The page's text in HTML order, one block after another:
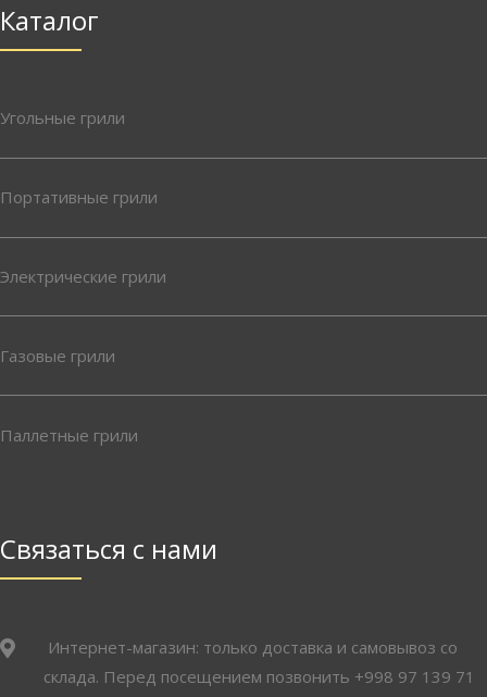
Каталог
Угольные грили
Портативные грили
Электрические грили
Газовые грили
Паллетные грили
Связаться с нами
Интернет-магазин: только доставка и самовывоз со
склада. Перед посещением позвонить +998 97 139 71